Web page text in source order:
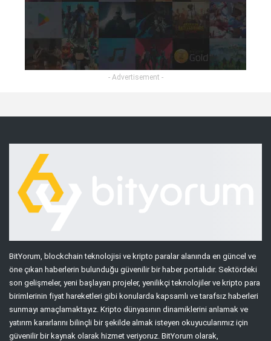
- Advertisement -
BitYorum, blockchain teknolojisi ve kripto paralar alanında en güncel ve
öne çıkan haberlerin bulunduğu güvenilir bir haber portalıdır. Sektördeki
son gelişmeler, yeni başlayan projeler, yenilikçi teknolojiler ve kripto para
birimlerinin fiyat hareketleri gibi konularda kapsamlı ve tarafsız haberleri
sunmayı amaçlamaktayız. Kripto dünyasının dinamiklerini anlamak ve
yatırım kararlarını bilinçli bir şekilde almak isteyen okuyucularımız için
güvenilir bir kaynak olarak hizmet veriyoruz. BitYorum olarak,